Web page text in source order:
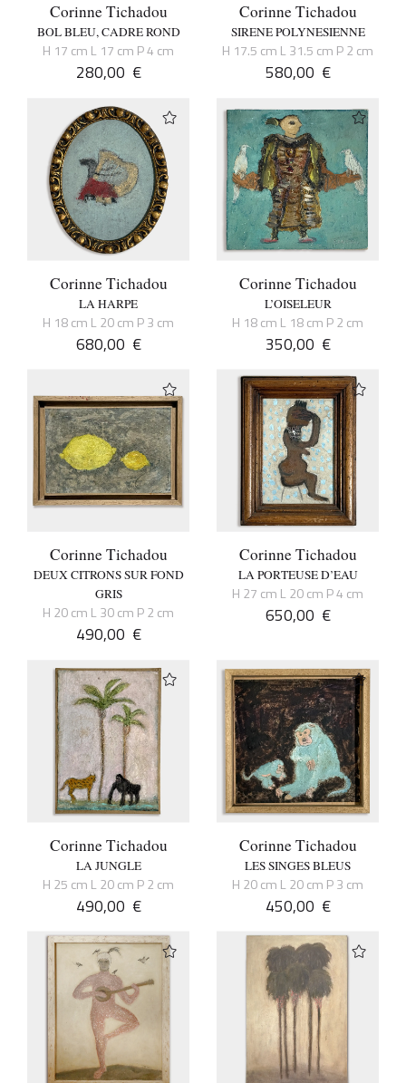
Corinne Tichadou
BOL BLEU, CADRE ROND
H 17 cm L 17 cm P 4 cm
280,00 €
Corinne Tichadou
SIRENE POLYNESIENNE
H 17.5 cm L 31.5 cm P 2 cm
580,00 €
Corinne Tichadou
LA HARPE
H 18 cm L 20 cm P 3 cm
680,00 €
Corinne Tichadou
L’OISELEUR
H 18 cm L 18 cm P 2 cm
350,00 €
Corinne Tichadou
DEUX CITRONS SUR FOND
GRIS
H 20 cm L 30 cm P 2 cm
490,00 €
Corinne Tichadou
LA PORTEUSE D’EAU
H 27 cm L 20 cm P 4 cm
650,00 €
Corinne Tichadou
LA JUNGLE
H 25 cm L 20 cm P 2 cm
490,00 €
Corinne Tichadou
LES SINGES BLEUS
H 20 cm L 20 cm P 3 cm
450,00 €